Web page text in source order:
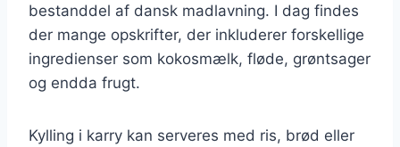
bestanddel af dansk madlavning. I dag findes
der mange opskrifter, der inkluderer forskellige
ingredienser som kokosmælk, fløde, grøntsager
og endda frugt.
Kylling i karry kan serveres med ris, brød eller